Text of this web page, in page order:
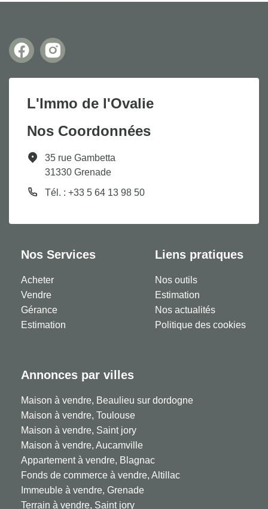
L'Immo de l'Ovalie
Nos Coordonnées
35 rue Gambetta
31330 Grenade
Tél. : +33 5 64 13 98 50
Nos Services
Acheter
Vendre
Gérance
Estimation
Liens pratiques
Nos outils
Estimation
Nos actualités
Politique des cookies
Annonces par villes
Maison à vendre, Beaulieu sur dordogne
Maison à vendre, Toulouse
Maison à vendre, Saint jory
Maison à vendre, Aucamville
Appartement à vendre, Blagnac
Fonds de commerce à vendre, Altillac
Immeuble à vendre, Grenade
Terrain à vendre, Saint jory